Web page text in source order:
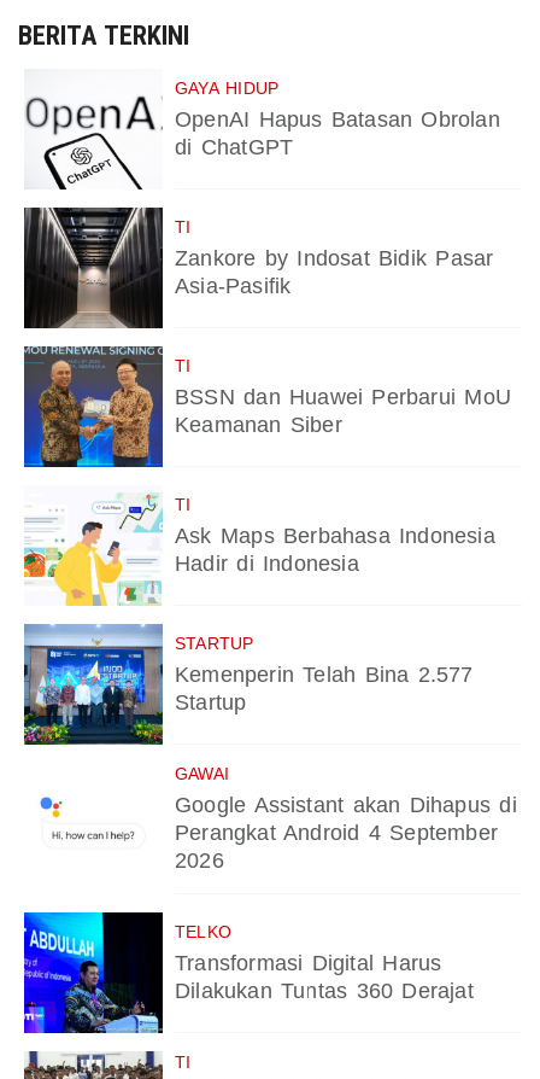
BERITA TERKINI
GAYA HIDUP
OpenAI Hapus Batasan Obrolan
di ChatGPT
TI
Zankore by Indosat Bidik Pasar
Asia-Pasifik
TI
BSSN dan Huawei Perbarui MoU
Keamanan Siber
TI
Ask Maps Berbahasa Indonesia
Hadir di Indonesia
STARTUP
Kemenperin Telah Bina 2.577
Startup
GAWAI
Google Assistant akan Dihapus di
Perangkat Android 4 September
2026
TELKO
Transformasi Digital Harus
Dilakukan Tuntas 360 Derajat
TI